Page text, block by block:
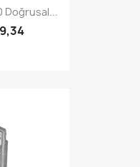
Doğrusal...